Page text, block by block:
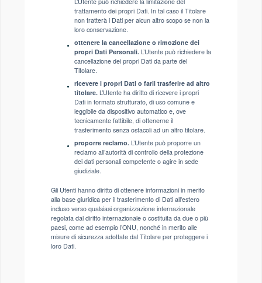
trattamento dei propri Dati. In tal caso il Titolare
non tratterà i Dati per alcun altro scopo se non la
loro conservazione.
ottenere la cancellazione o rimozione dei
propri Dati Personali. L’Utente può richiedere la
cancellazione dei propri Dati da parte del
Titolare.
ricevere i propri Dati o farli trasferire ad altro
titolare. L’Utente ha diritto di ricevere i propri
Dati in formato strutturato, di uso comune e
leggibile da dispositivo automatico e, ove
tecnicamente fattibile, di ottenerne il
trasferimento senza ostacoli ad un altro titolare.
proporre reclamo. L’Utente può proporre un
reclamo all’autorità di controllo della protezione
dei dati personali competente o agire in sede
giudiziale.
Gli Utenti hanno diritto di ottenere informazioni in merito
alla base giuridica per il trasferimento di Dati all'estero
incluso verso qualsiasi organizzazione internazionale
regolata dal diritto internazionale o costituita da due o più
paesi, come ad esempio l’ONU, nonché in merito alle
misure di sicurezza adottate dal Titolare per proteggere i
loro Dati.